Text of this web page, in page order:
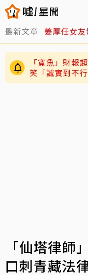
最新文章 姜厚任女友
「寬魚」財報
笑「誠實到不行
「仙塔律師
口刺青藏法